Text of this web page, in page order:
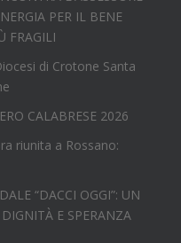
PER IL BENE
FRAGILI
di Crotone Santa
CALABRESE 2026
riunita a Rossano:
“DACCI OGGI”: UN
E SPERANZA